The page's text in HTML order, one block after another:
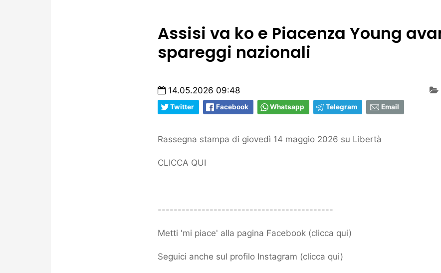
Assisi va ko e Piacenza Young
spareggi nazionali
14.05.2026 09:48
Twitter Facebook Whatsapp Telegram Email
Rassegna stampa di giovedì 14 maggio 2026 su Libertà
CLICCA QUI
--------------------------------------------
Metti 'mi piace' alla pagina Facebook (clicca qui)
Seguici anche sul profilo Instagram (clicca qui)